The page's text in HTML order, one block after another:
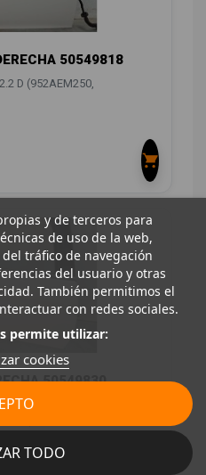
50549818
D (952AEM250,
50549830
y de terceros para
de uso de la web,
tráfico de navegación
del usuario y otras
También permitimos el
con redes sociales.
permite utilizar:
cookies
TODO